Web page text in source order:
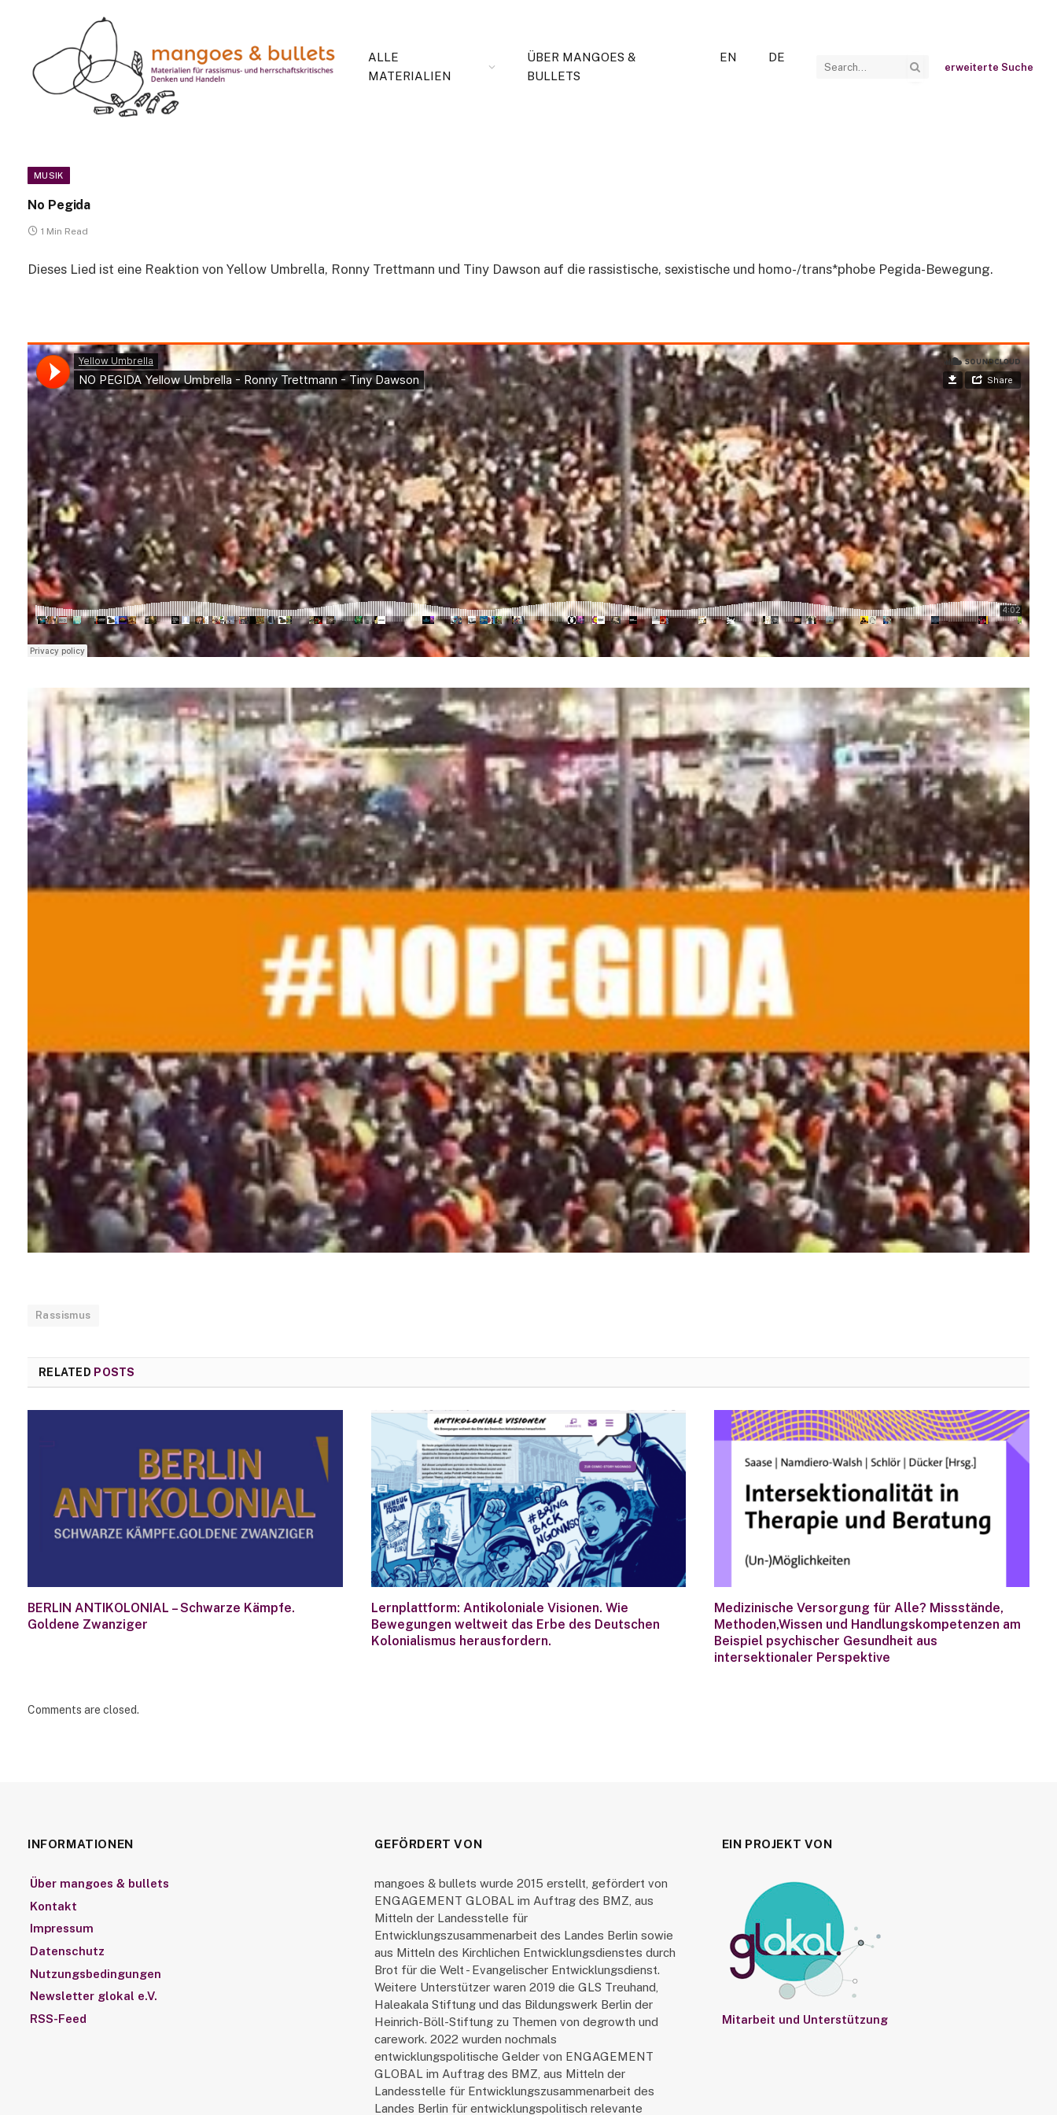
ALLE
MATERIALIEN
ÜBER MANGOES &
BULLETS
EN DE
erweiterte Suche
MUSIK
No Pegida
1 Min Read
Dieses Lied ist eine Reaktion von Yellow Umbrella, Ronny Trettmann und Tiny Dawson auf die rassistische, sexistische und homo-/trans*phobe Pegida-Bewegung.
Rassismus
RELATED POSTS
BERLIN ANTIKOLONIAL – Schwarze Kämpfe.
Goldene Zwanziger
Lernplattform: Antikoloniale Visionen. Wie
Bewegungen weltweit das Erbe des Deutschen
Kolonialismus herausfordern.
Medizinische Versorgung für Alle? Missstände,
Methoden,Wissen und Handlungskompetenzen am
Beispiel psychischer Gesundheit aus
intersektionaler Perspektive
Comments are closed.
INFORMATIONEN
Über mangoes & bullets
Kontakt
Impressum
Datenschutz
Nutzungsbedingungen
Newsletter glokal e.V.
RSS-Feed
GEFÖRDERT VON
mangoes & bullets wurde 2015 erstellt, gefördert von
ENGAGEMENT GLOBAL im Auftrag des BMZ, aus
Mitteln der Landesstelle für
Entwicklungszusammenarbeit des Landes Berlin sowie
aus Mitteln des Kirchlichen Entwicklungsdienstes durch
Brot für die Welt - Evangelischer Entwicklungsdienst.
Weitere Unterstützer waren 2019 die GLS Treuhand,
Haleakala Stiftung und das Bildungswerk Berlin der
Heinrich-Böll-Stiftung zu Themen von degrowth und
carework. 2022 wurden nochmals
entwicklungspolitische Gelder von ENGAGEMENT
GLOBAL im Auftrag des BMZ, aus Mitteln der
Landesstelle für Entwicklungszusammenarbeit des
Landes Berlin für entwicklungspolitisch relevante
EIN PROJEKT VON
Mitarbeit und Unterstützung